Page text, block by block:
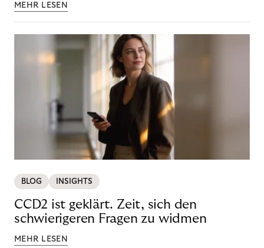
MEHR LESEN
BLOG INSIGHTS
CCD2 ist geklärt. Zeit, sich den
schwierigeren Fragen zu widmen
MEHR LESEN